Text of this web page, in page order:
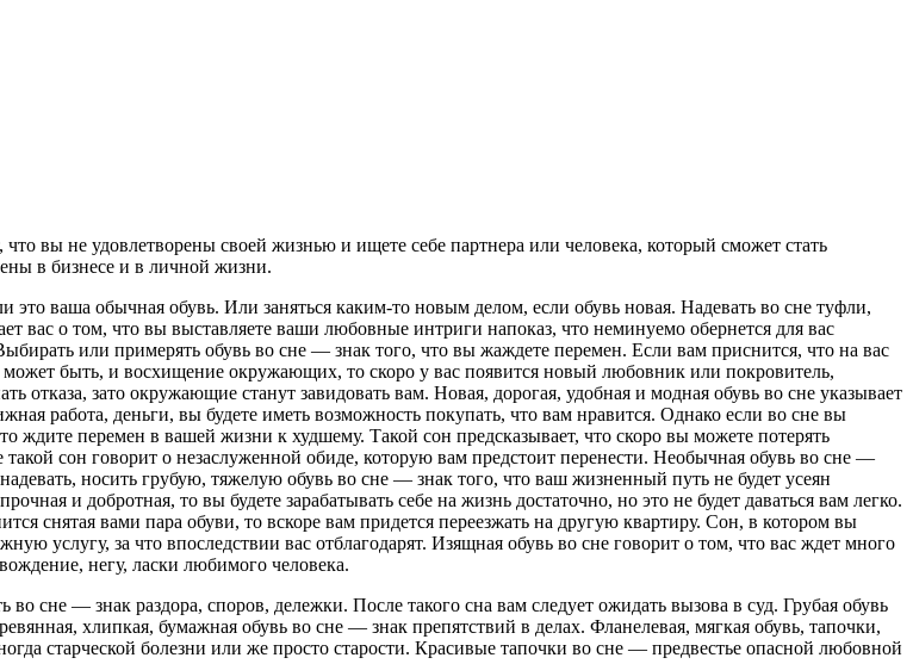
вы не удовлетворены своей жизнью и ищете себе партнера или человека, который сможет стать
в бизнесе и в личной жизни.
это ваша обычная обувь. Или заняться каким-то новым делом, если обувь новая. Надевать во сне туфли,
о том, что вы выставляете ваши любовные интриги напоказ, что неминуемо обернется для вас
или примерять обувь во сне — знак того, что вы жаждете перемен. Если вам приснится, что на вас
быть, и восхищение окружающих, то скоро у вас появится новый любовник или покровитель,
отказа, зато окружающие станут завидовать вам. Новая, дорогая, удобная и модная обувь во сне указывает
работа, деньги, вы будете иметь возможность покупать, что вам нравится. Однако если во сне вы
ждите перемен в вашей жизни к худшему. Такой сон предсказывает, что скоро вы можете потерять
сон говорит о незаслуженной обиде, которую вам предстоит перенести. Необычная обувь во сне —
носить грубую, тяжелую обувь во сне — знак того, что ваш жизненный путь не будет усеян
и добротная, то вы будете зарабатывать себе на жизнь достаточно, но это не будет даваться вам легко.
снятая вами пара обуви, то вскоре вам придется переезжать на другую квартиру. Сон, в котором вы
услугу, за что впоследствии вас отблагодарят. Изящная обувь во сне говорит о том, что вас ждет много
негу, ласки любимого человека.
сне — знак раздора, споров, дележки. После такого сна вам следует ожидать вызова в суд. Грубая обувь
хлипкая, бумажная обувь во сне — знак препятствий в делах. Фланелевая, мягкая обувь, тапочки,
старческой болезни или же просто старости. Красивые тапочки во сне — предвестье опасной любовной